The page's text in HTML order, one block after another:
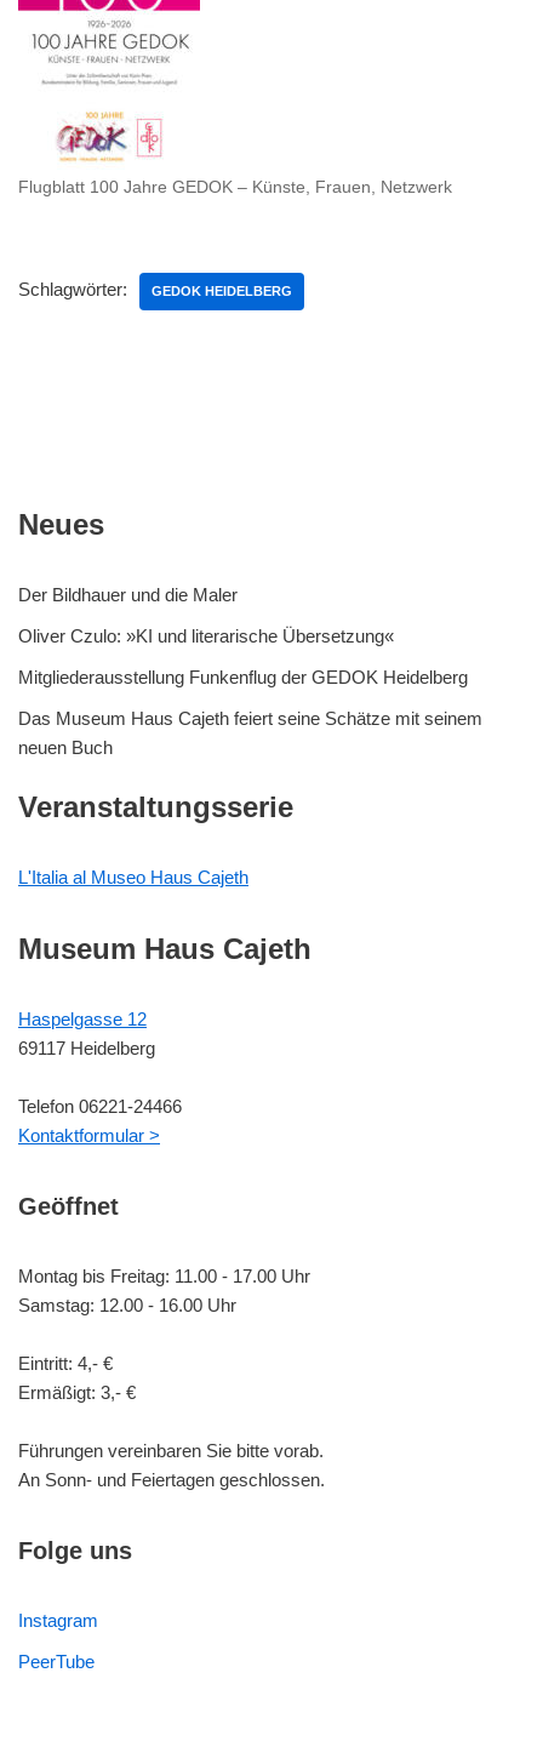
Flugblatt 100 Jahre GEDOK – Künste, Frauen, Netzwerk
Schlagwörter: GEDOK HEIDELBERG
Neues
Der Bildhauer und die Maler
Oliver Czulo: »KI und literarische Übersetzung«
Mitgliederausstellung Funkenflug der GEDOK Heidelberg
Das Museum Haus Cajeth feiert seine Schätze mit seinem
neuen Buch
Veranstaltungsserie
L'Italia al Museo Haus Cajeth
Museum Haus Cajeth
Haspelgasse 12
69117 Heidelberg
Telefon 06221-24466
Kontaktformular >
Geöffnet
Montag bis Freitag: 11.00 - 17.00 Uhr
Samstag: 12.00 - 16.00 Uhr
Eintritt: 4,- €
Ermäßigt: 3,- €
Führungen vereinbaren Sie bitte vorab.
An Sonn- und Feiertagen geschlossen.
Folge uns
Instagram
PeerTube